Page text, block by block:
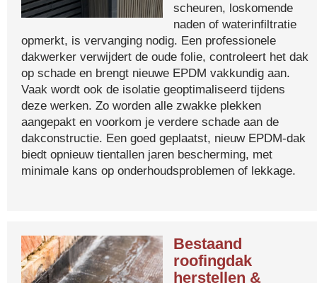
scheuren, loskomende
naden of waterinfiltratie
opmerkt, is vervanging nodig. Een professionele
dakwerker verwijdert de oude folie, controleert het dak
op schade en brengt nieuwe EPDM vakkundig aan.
Vaak wordt ook de isolatie geoptimaliseerd tijdens
deze werken. Zo worden alle zwakke plekken
aangepakt en voorkom je verdere schade aan de
dakconstructie. Een goed geplaatst, nieuw EPDM-dak
biedt opnieuw tientallen jaren bescherming, met
minimale kans op onderhoudsproblemen of lekkage.
Bestaand
roofingdak
herstellen &